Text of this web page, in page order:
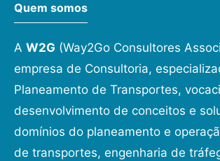
Quem somos
A W2G (Way2Go Consultores
empresa de Consultoria,
Planeamento de Transportes,
desenvolvimento de conceitos e
domínios do planeamento e
de transportes, engenharia de